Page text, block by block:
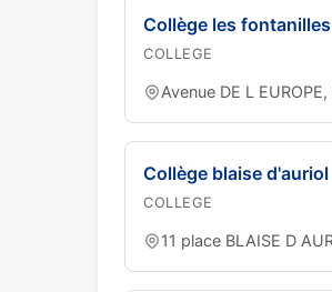
Collège les fontanilles
COLLEGE
Avenue DE L
Collège blaise d'auriol
COLLEGE
11 place BLAISE D